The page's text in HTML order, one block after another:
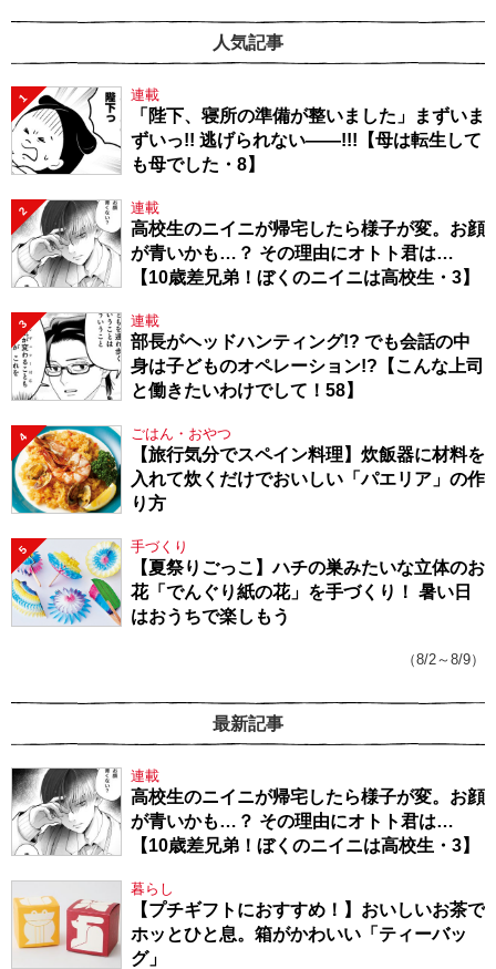
人気記事
1 連載
「陛下、寝所の準備が整いました」まずいま
ずいっ!! 逃げられない――!!!【母は転生して
も母でした・8】
2 連載
高校生のニイニが帰宅したら様子が変。お顔
が青いかも…？ その理由にオトト君は…
【10歳差兄弟！ぼくのニイニは高校生・3】
3 連載
部長がヘッドハンティング!? でも会話の中
身は子どものオペレーション!?【こんな上司
と働きたいわけでして！58】
4 ごはん・おやつ
【旅行気分でスペイン料理】炊飯器に材料を
入れて炊くだけでおいしい「パエリア」の作
り方
5 手づくり
【夏祭りごっこ】ハチの巣みたいな立体のお
花「でんぐり紙の花」を手づくり！ 暑い日
はおうちで楽しもう
（8/2～8/9）
最新記事
連載
高校生のニイニが帰宅したら様子が変。お顔
が青いかも…？ その理由にオトト君は…
【10歳差兄弟！ぼくのニイニは高校生・3】
暮らし
【プチギフトにおすすめ！】おいしいお茶で
ホッとひと息。箱がかわいい「ティーバッ
グ」